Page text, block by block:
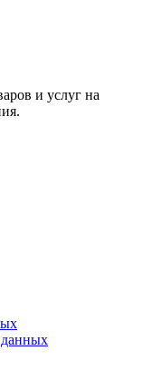
и услуг на
данных